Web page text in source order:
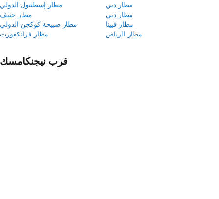
مطار إسطنبول الدولي
مطار دبي
مطار جنيف
مطار دبي
مطار صبيحة كوكجن الدولي
مطار فيينا
مطار فرانكفورت
مطار الرياض
قرب نيجنكامسك